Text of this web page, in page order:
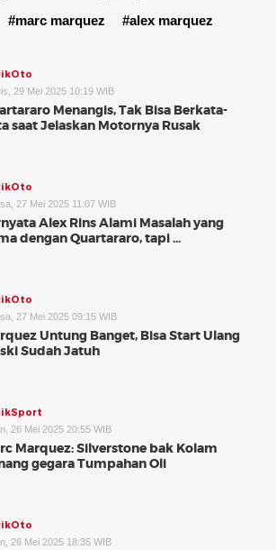
#marc marquez #alex marquez
29 Mei 2025 10:19 WIB
Menangis, Tak Bisa Berkata-
saat Jelaskan Motornya Rusak
27 Mei 2025 11:07 WIB
Alex Rins Alami Masalah yang
dengan Quartararo, tapi ...
27 Mei 2025 09:15 WIB
Untung Banget, Bisa Start Ulang
Sudah Jatuh
26 Mei 2025 20:55 WIB
Marquez: Silverstone bak Kolam
gegara Tumpahan Oli
26 Mei 2025 18:35 WIB